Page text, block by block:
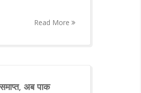
Read More
अब पाक